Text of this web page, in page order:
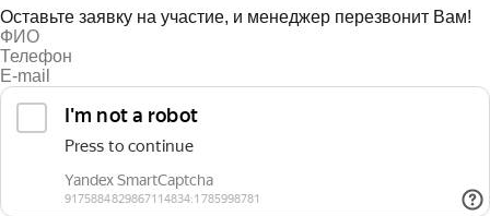
Оставьте заявку на участие, и менеджер перезвонит Вам!